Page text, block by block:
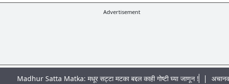
Advertisement
Satta Matka: मधूर सट्टा मटका बद्दल काही गोष्टी घ्या जाणून !|अचानक पूराचा